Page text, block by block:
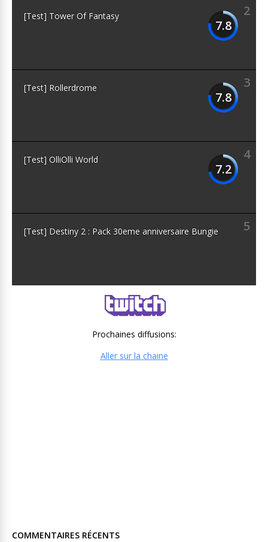
2
7.8
[Test] Tower Of Fantasy
3
7.8
[Test] Rollerdrome
4
7.2
[Test] OlliOlli World
5
[Test] Destiny 2 : Pack 30eme anniversaire Bungie
Prochaines diffusions:
Aller sur la chaine
COMMENTAIRES RÉCENTS